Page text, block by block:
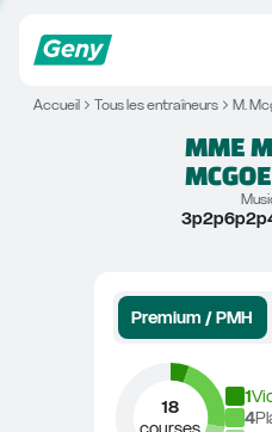
Accueil Tous les entraîneurs M.
MME
Premium / PMH
18
1
4